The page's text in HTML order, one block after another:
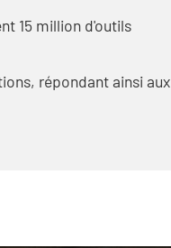
15 million d'outils
répondant ainsi aux